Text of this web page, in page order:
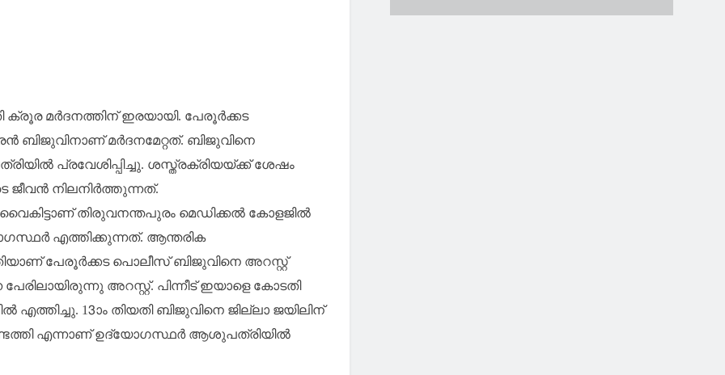
ക്രൂര മര്‍ദനത്തിന് ഇരയായി. പേരൂര്‍ക്കട
ബിജുവിനാണ് മര്‍ദനമേറ്റത്. ബിജുവിനെ
പ്രവേശിപ്പിച്ചു. ശസ്ത്രക്രിയയ്ക്ക് ശേഷം
ജീവന്‍ നിലനിര്‍ത്തുന്നത്.
തിരുവനന്തപുരം മെഡിക്കല്‍ കോളജില്‍
എത്തിക്കുന്നത്. ആന്തരിക
പേരൂര്‍ക്കട പൊലീസ് ബിജുവിനെ അറസ്റ്റ്
അറസ്റ്റ്. പിന്നീട് ഇയാളെ കോടതി
എത്തിച്ചു. 13ാം തിയതി ബിജുവിനെ ജില്ലാ ജയിലിന്
എന്നാണ് ഉദ്യോഗസ്ഥര്‍ ആശുപത്രിയില്‍